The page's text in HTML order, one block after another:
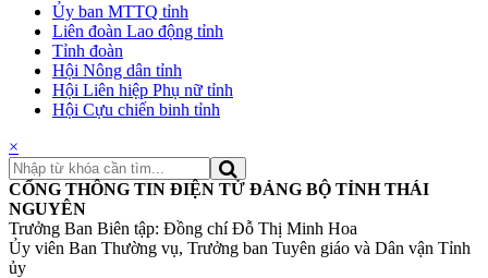
Ủy ban MTTQ tỉnh
Liên đoàn Lao động tỉnh
Tỉnh đoàn
Hội Nông dân tỉnh
Hội Liên hiệp Phụ nữ tỉnh
Hội Cựu chiến binh tỉnh
×
CỔNG THÔNG TIN ĐIỆN TỬ ĐẢNG BỘ TỈNH THÁI
NGUYÊN
Trưởng Ban Biên tập: Đồng chí Đỗ Thị Minh Hoa
Ủy viên Ban Thường vụ, Trưởng ban Tuyên giáo và Dân vận Tỉnh
ủy